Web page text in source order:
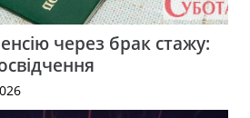
через брак стажу: